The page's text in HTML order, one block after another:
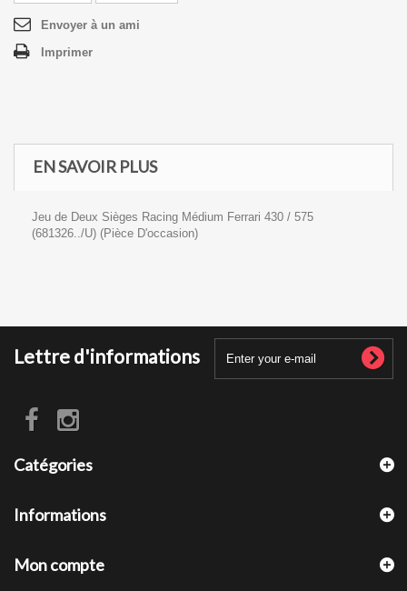
Envoyer à un ami
Imprimer
EN SAVOIR PLUS
Jeu de Deux Sièges Racing Médium Ferrari 430 / 575
(681326../U) (Pièce D'occasion)
Lettre d'informations
Catégories
Informations
Mon compte